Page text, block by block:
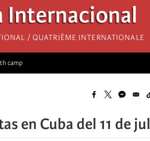
Internacional
/ Quatrième internationale
camp
en Cuba del 11 de